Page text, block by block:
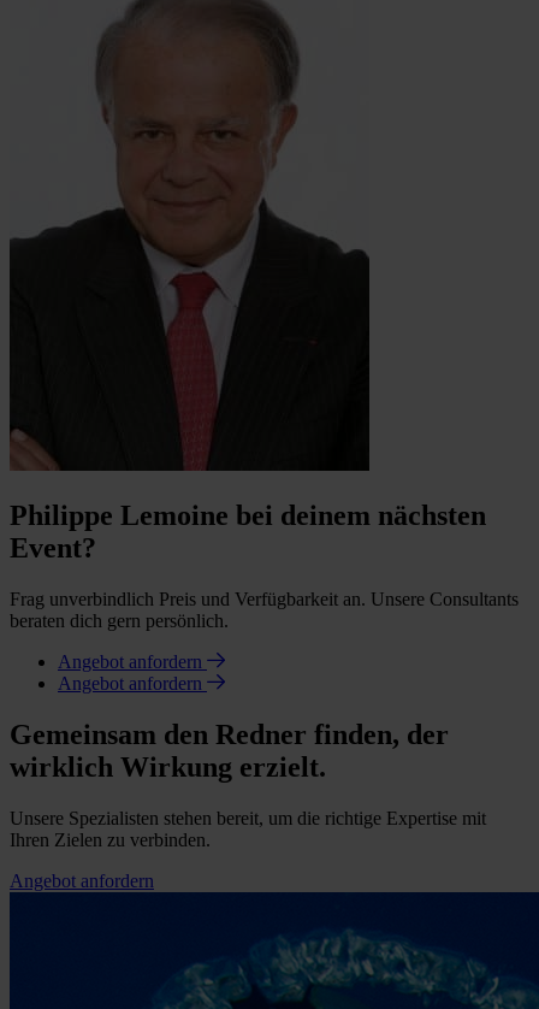
Philippe Lemoine bei deinem nächsten
Event?
Frag unverbindlich Preis und Verfügbarkeit an. Unsere Consultants
beraten dich gern persönlich.
Angebot anfordern
Angebot anfordern
Gemeinsam den Redner finden, der
wirklich Wirkung erzielt.
Unsere Spezialisten stehen bereit, um die richtige Expertise mit
Ihren Zielen zu verbinden.
Angebot anfordern